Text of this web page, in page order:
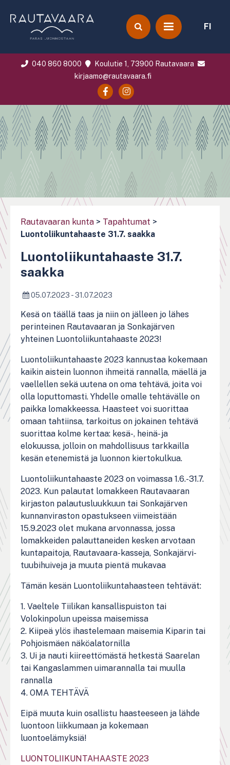
FI
040 860 8000
Koulutie 1, 73900 Rautavaara
kirjaamo@rautavaara.fi
Rautavaaran kunta > Tapahtumat >
Luontoliikuntahaaste 31.7. saakka
Luontoliikuntahaaste 31.7.
saakka
05.07.2023 - 31.07.2023
Kesä on täällä taas ja niin on jälleen jo lähes
perinteinen Rautavaaran ja Sonkajärven
yhteinen Luontoliikuntahaaste 2023!
Luontoliikuntahaaste 2023 kannustaa kokemaan
kaikin aistein luonnon ihmeitä rannalla, mäellä ja
vaellellen sekä uutena on oma tehtävä, joita voi
olla loputtomasti. Yhdelle omalle tehtävälle on
paikka lomakkeessa. Haasteet voi suorittaa
omaan tahtiinsa, tarkoitus on jokainen tehtävä
suorittaa kolme kertaa: kesä-, heinä- ja
elokuussa, jolloin on mahdollisuus tarkkailla
kesän etenemistä ja luonnon kiertokulkua.
Luontoliikuntahaaste 2023 on voimassa 1.6.-31.7.
2023. Kun palautat lomakkeen Rautavaaran
kirjaston palautusluukkuun tai Sonkajärven
kunnanviraston opastukseen viimeistään
15.9.2023 olet mukana arvonnassa, jossa
lomakkeiden palauttaneiden kesken arvotaan
kuntapaitoja, Rautavaara-kasseja, Sonkajärvi-
tuubihuiveja ja muuta pientä mukavaa
Tämän kesän Luontoliikuntahaasteen tehtävät:
1. Vaeltele Tiilikan kansallispuiston tai
Volokinpolun upeissa maisemissa
2. Kiipeä ylös ihastelemaan maisemia Kiparin tai
Pohjoismäen näköalatornilla
3. Ui ja nauti kiireettömästä hetkestä Saarelan
tai Kangaslammen uimarannalla tai muulla
rannalla
4. OMA TEHTÄVÄ
Eipä muuta kuin osallistu haasteeseen ja lähde
luontoon liikkumaan ja kokemaan
luontoelämyksiä!
LUONTOLIIKUNTAHAASTE 2023